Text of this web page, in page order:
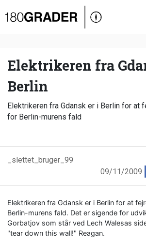
Oversigt
Debat
Video
Podcast
Elektrikeren fra
Berlin
Elektrikeren fra Gdansk er i Berlin for at
for Berlin-murens fald
_slettet_bruger_99
09/11/2009
Elektrikeren fra Gdansk er i Berlin for at
Berlin-murens fald. Det er sigende for
Gorbatjov som står ved Lech Walesas
"tear down this wall!" Reagan.